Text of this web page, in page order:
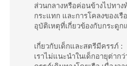
ส่วนกลางหรือค่อนข้างไปทาง
กระแทก และการโคลงของเรื
อุบัติเหตุที่เกี่ยวข้องกับกระดูก
เกี่ยวกับเด็กและสตรีมีครรภ์ :
เราไม่แนะนำในเด็กอายุต่าก